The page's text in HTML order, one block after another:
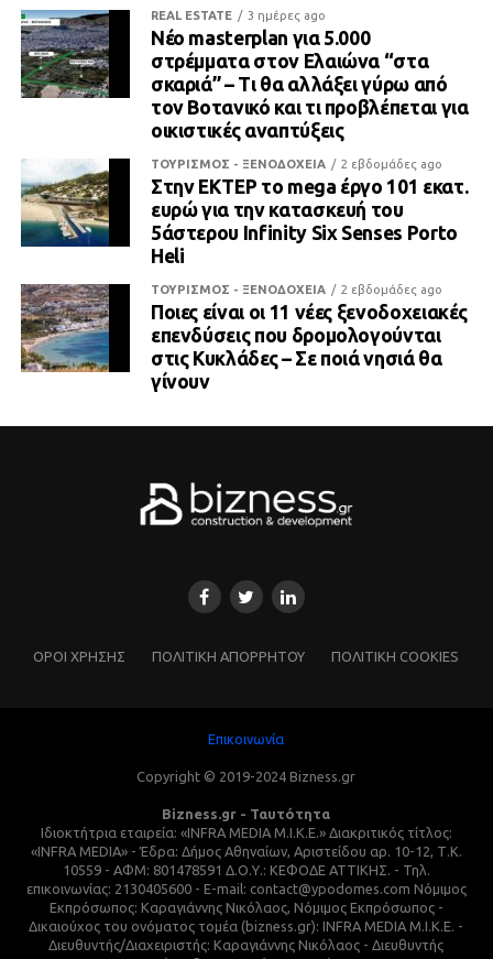
REAL ESTATE 3 ημέρες ago
Νέο masterplan για 5.000
στρέμματα στον Ελαιώνα “στα
σκαριά” – Τι θα αλλάξει γύρω από
τον Βοτανικό και τι προβλέπεται για
οικιστικές αναπτύξεις
ΤΟΥΡΙΣΜΟΣ - ΞΕΝΟΔΟΧΕΙΑ 2 εβδομάδες ago
Στην ΕΚΤΕΡ το mega έργο 101 εκατ.
ευρώ για την κατασκευή του
5άστερου Infinity Six Senses Porto
Heli
ΤΟΥΡΙΣΜΟΣ - ΞΕΝΟΔΟΧΕΙΑ 2 εβδομάδες ago
Ποιες είναι οι 11 νέες ξενοδοχειακές
επενδύσεις που δρομολογούνται
στις Κυκλάδες – Σε ποιά νησιά θα
γίνουν
ΌΡΟΙ ΧΡΗΣΗΣ ΠΟΛΙΤΙΚΗ ΑΠΟΡΡΗΤΟΥ ΠΟΛΙΤΙΚΗ COOKIES
Επικοινωνία
Copyright © 2019-2024 Bizness.gr
Bizness.gr - Ταυτότητα
Ιδιοκτήτρια εταιρεία: «INFRA MEDIA M.I.K.E.» Διακριτικός τίτλος:
«INFRA MEDIA» - Έδρα: Δήμος Αθηναίων, Αριστείδου αρ. 10-12, Τ.Κ.
10559 - ΑΦΜ: 801478591 Δ.Ο.Υ.: ΚΕΦΟΔΕ ΑΤΤΙΚΗΣ. - Τηλ.
επικοινωνίας: 2130405600 - E-mail: contact@ypodomes.com Νόμιμος
Εκπρόσωπος: Καραγιάννης Νικόλαος, Νόμιμος Εκπρόσωπος -
Δικαιούχος του ονόματος τομέα (bizness.gr): INFRA MEDIA M.I.K.E. -
Διευθυντής/Διαχειριστής: Καραγιάννης Νικόλαος - Διευθυντής